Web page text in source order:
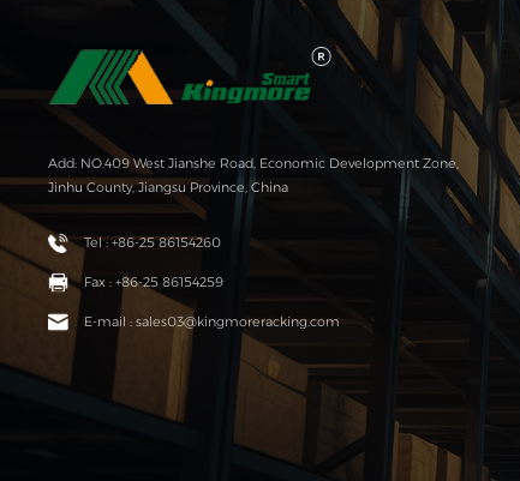
Add: NO.409 West Jianshe Road, Economic Development Zone,
Jinhu County, Jiangsu Province, China
Tel : +86-25 86154260
Fax : +86-25 86154259
E-mail : sales03@kingmoreracking.com